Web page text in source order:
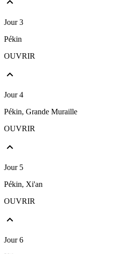
Jour 3
Pékin
OUVRIR
Jour 4
Pékin, Grande Muraille
OUVRIR
Jour 5
Pékin, Xi'an
OUVRIR
Jour 6